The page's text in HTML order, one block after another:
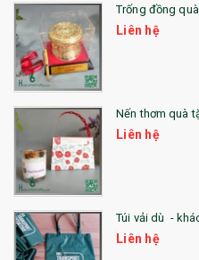
Trống đồng
Liên hệ
Nến thơm quà
Liên hệ
Túi vải dù -
Liên hệ